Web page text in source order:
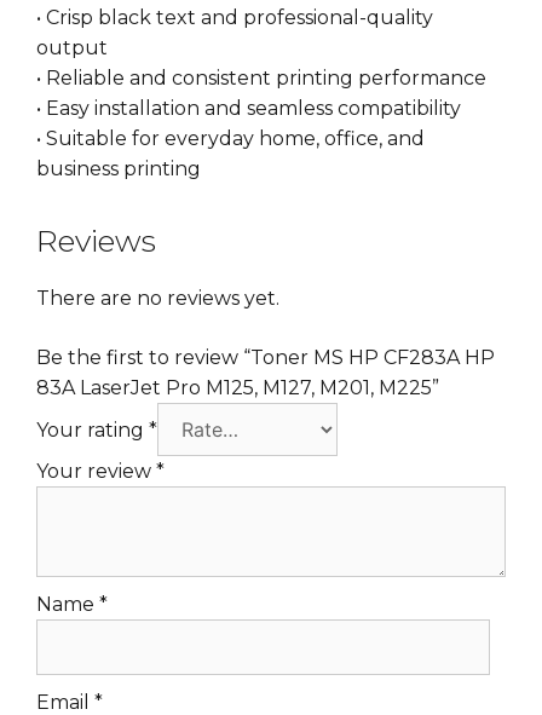
• Crisp black text and professional-quality
output
• Reliable and consistent printing performance
• Easy installation and seamless compatibility
• Suitable for everyday home, office, and
business printing
Reviews
There are no reviews yet.
Be the first to review “Toner MS HP CF283A HP
83A LaserJet Pro M125, M127, M201, M225”
Your rating *
Your review *
Name *
Email *